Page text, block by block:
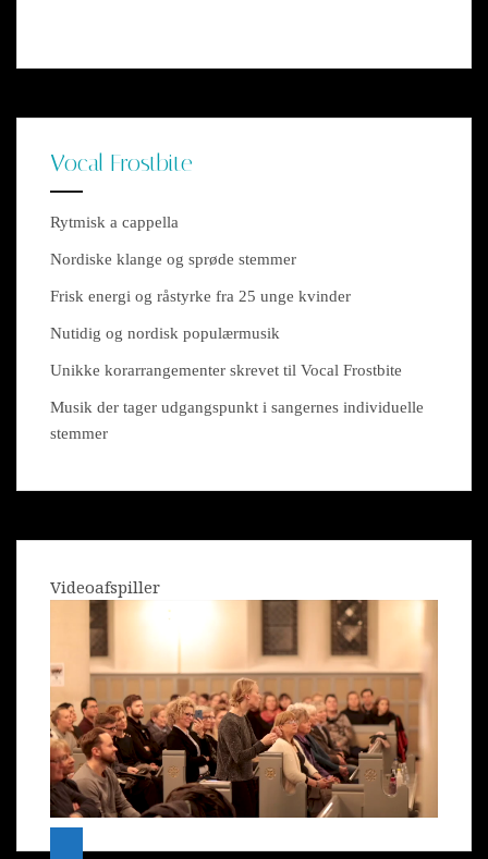
Vocal Frostbite
Rytmisk a cappella
Nordiske klange og sprøde stemmer
Frisk energi og råstyrke fra 25 unge kvinder
Nutidig og nordisk populærmusik
Unikke korarrangementer skrevet til Vocal Frostbite
Musik der tager udgangspunkt i sangernes individuelle
stemmer
Videoafspiller